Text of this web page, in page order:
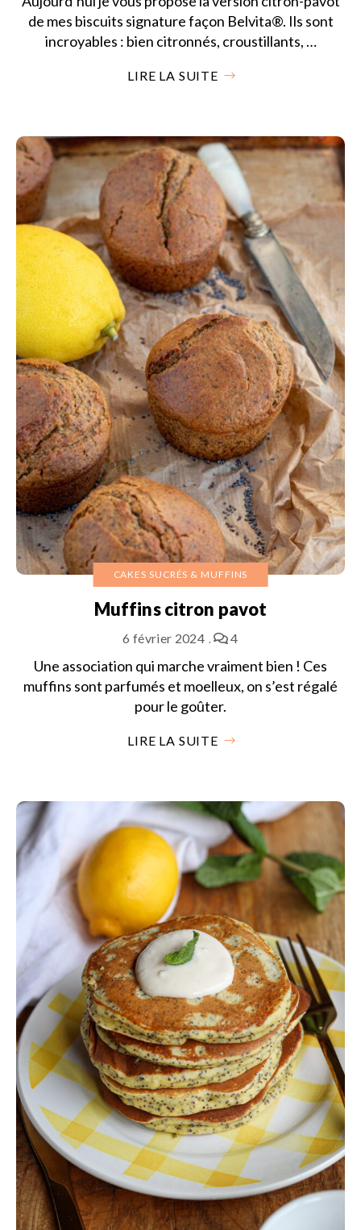
de mes biscuits signature façon Belvita®. Ils sont
incroyables : bien citronnés, croustillants, …
LIRE LA SUITE
CAKES SUCRÉS & MUFFINS
Muffins citron pavot
6 février 2024 4
Une association qui marche vraiment bien ! Ces
muffins sont parfumés et moelleux, on s’est régalé
pour le goûter.
LIRE LA SUITE